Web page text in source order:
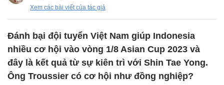
Xem các bài viết của tác giả
Đánh bại đội tuyển Việt Nam giúp Indonesia
nhiều cơ hội vào vòng 1/8 Asian Cup 2023 và
đây là kết quả từ sự kiên trì với Shin Tae Yong.
Ông Troussier có cơ hội như đồng nghiệp?